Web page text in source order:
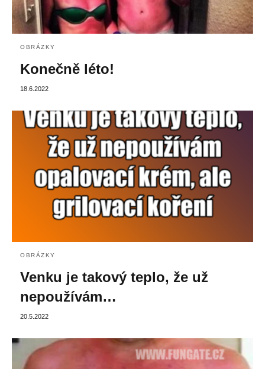
OBRÁZKY
Konečně léto!
18.6.2022
OBRÁZKY
Venku je takový teplo, že už
nepoužívám…
20.5.2022